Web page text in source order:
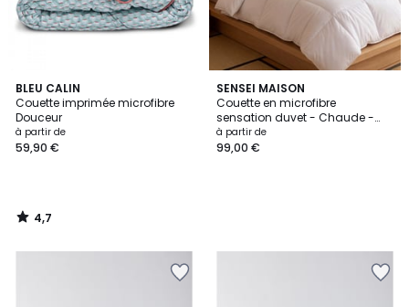
BLEU CALIN
Couette imprimée microfibre
Douceur
à partir de
59,90 €
4,7
/ 5
4,7
/
SENSEI MAISON
Couette en microfibre
sensation duvet - Chaude -
500 g/m² MUDHUN
à partir de
99,00 €